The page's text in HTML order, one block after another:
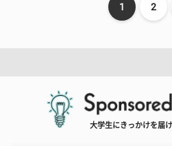
1 2
大学生にきっかけを届